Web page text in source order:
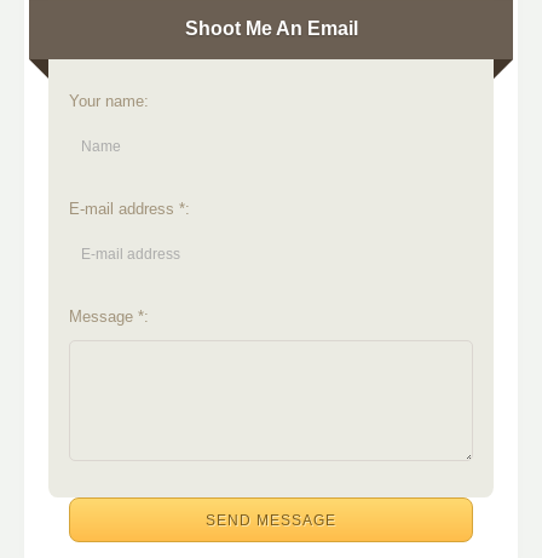
Shoot Me An Email
Your name:
E-mail address *:
Message *: